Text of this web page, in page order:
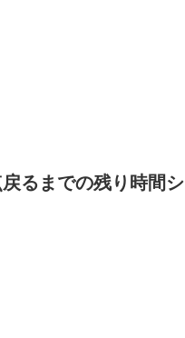
るまでの残り時間シ